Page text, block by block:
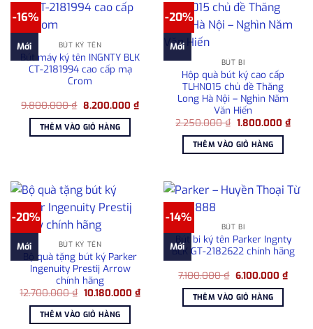
-16%
Mới BÚT KÝ TÊN
Bút máy ký tên INGNTY BLK
CT-2181994 cao cấp mạ
Crom
9.800.000₫ Giá
là:
9.800.000 ₫.
8.200.000 ₫Giá
hiện
8.200.000 ₫.
THÊM VÀO GIỎ HÀNG
-20%
Mới
BÚT BI
Hộp quà bút ký cao cấp
TLHN015 chủ đề Thăng
Long Hà Nội – Nghìn Năm
Văn Hiến
2.250.000₫ Giá
là:
2.250.000 ₫.
1.800.000 ₫Giá
hiện
THÊM VÀO GIỎ HÀNG
-20%
Mới BÚT KÝ TÊN
Bộ quà tặng bút ký Parker
Ingenuity Prestij Arrow
chính hãng
12.700.000₫ Giá
là:
12.700.000 ₫.
10.180.000 ₫Giá
hiện
THÊM VÀO GIỎ HÀNG
-14%
Mới
BÚT BI
Bút bi ký tên Parker Ingnty
BLK GT-2182622 chính hãng
7.100.000₫ Giá
là:
7.100.000 ₫.
6.100.000 ₫Giá
hiện
THÊM VÀO GIỎ HÀNG